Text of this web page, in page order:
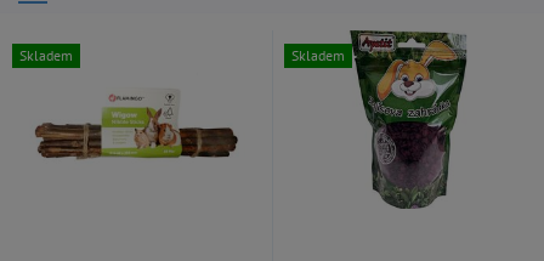
Skladem Skladem